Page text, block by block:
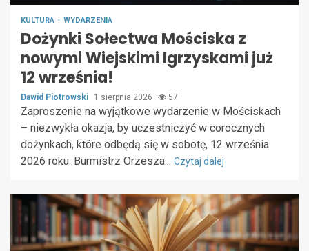
KULTURA WYDARZENIA
Dożynki Sołectwa Mościska z
nowymi Wiejskimi Igrzyskami już
12 września!
Dawid Piotrowski 1 sierpnia 2026 57
Zaproszenie na wyjątkowe wydarzenie w Mościskach
– niezwykła okazja, by uczestniczyć w corocznych
dożynkach, które odbędą się w sobotę, 12 września
2026 roku. Burmistrz Orzesza... Czytaj dalej